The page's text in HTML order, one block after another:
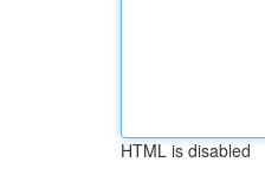
HTML is disabled